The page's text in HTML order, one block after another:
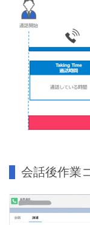
会話後作業